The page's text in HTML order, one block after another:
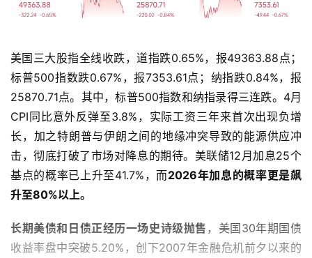
美国三大股指全线收跌，道指跌0.65%，报49363.88点；
标普500指数跌0.67%，报7353.61点；纳指跌0.84%，报
25870.71点。其中，标普500指数和纳指录得三连跌。4月
CPI同比意外反弹至3.8%，实际工资三年来首次出现负增
长，加之特朗普与伊朗之间的地缘冲突导致的能源供应冲
击，彻底打破了市场对降息的期待。美联储12月加息25个
基点的概率已上升至41.7%，而2026年加息的概率更是飙
升至80%以上。
长期美债和日债正经历一场史诗级抛售 ，美国30年期国债
收益率盘中突破5.20%，创下2007年金融危机前夕以来的